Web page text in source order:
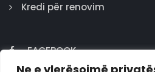
Kredi për renovim
FACEBOOK